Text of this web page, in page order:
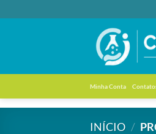
to
Minha Conta
INÍCIO /